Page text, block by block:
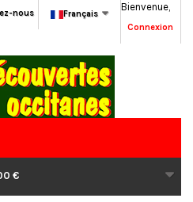
Bienvenue,
Connexion
Français
nous
€